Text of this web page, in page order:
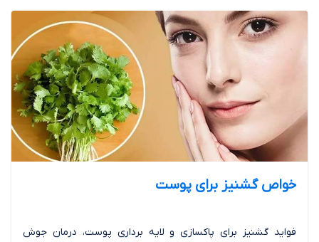
خواص گشنیز برای پوست
فواید گشنیز برای پاکسازی و لایه برداری پوست، درمان جوش